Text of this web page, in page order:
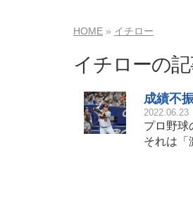
HOME イチロー
イチローの
成績不
2022.06.23
プロ野球
それは「